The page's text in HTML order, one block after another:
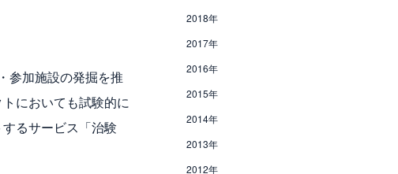
参加施設の発掘を推
においても試験的に
るサービス「治験
2018年
2017年
2016年
2015年
2014年
2013年
2012年